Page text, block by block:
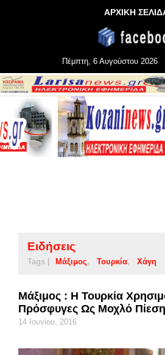
ΑΡΧΙΚΗ
Πέμπτη, 6 Αυγούστου 2026
Ειδήσεις
Tags | Μάξιμος Τουρκία Χάγη
Μάξιμος : Η Τουρκία
Πρόσφυγες Ως Μοχλό
14 Ιουνίου, 2016